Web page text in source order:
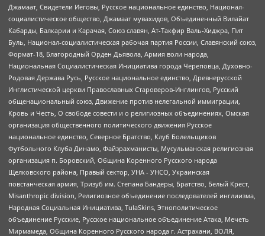
Джамаат, Свидетели Иеговы, Русское национальное единство, Национал-
социалистическое общество, Джамаат мувахидов, Объединенный Вилайат
Кабарды, Балкарии и Карачая, Союз славян, Ат-Такфир Валь-Хиджра, Пит
Буль, Национал-социалистическая рабочая партия России, Славянский союз,
Формат-18, Благородный Орден Дьявола, Армия воли народа,
Национальная Социалистическая Инициатива города Череповца, Духовно-
Родовая Держава Русь, Русское национальное единство, Древнерусской
Инглистической церкви Православных Староверов-Инглингов, Русский
общенациональный союз, Движение против нелегальной иммиграции,
Кровь и Честь, О свободе совести и о религиозных объединениях, Омская
организация общественного политического движения Русское
национальное единство, Северное Братство, Клуб Болельщиков
Футбольного Клуба Динамо, Файзрахманисты, Мусульманская религиозная
организация п. Боровский, Община Коренного Русского народа
Щелковского района, Правый сектор, УНА - УНСО, Украинская
повстанческая армия, Тризуб им. Степана Бандеры, Братство, Белый Крест,
Misanthropic division, Религиозное объединение последователей инглиизма,
Народная Социальная Инициатива, TulaSkins, Этнополитическое
объединение Русские, Русское национальное объединение Атака, Мечеть
Мирмамеда, Община Коренного Русского народа г. Астрахани, ВОЛЯ,